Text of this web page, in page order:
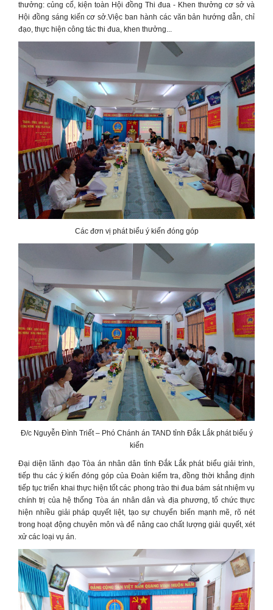
thưởng: củng cố, kiện toàn Hội đồng Thi đua - Khen thưởng cơ sở và
Hội đồng sáng kiến cơ sở.Việc ban hành các văn bản hướng dẫn, chỉ
đạo, thực hiện công tác thi đua, khen thưởng...
Các đơn vị phát biểu ý kiến đóng góp
Đ/c Nguyễn Đình Triết – Phó Chánh án TAND tỉnh Đắk Lắk phát biểu ý
kiến
Đại diện lãnh đạo Tòa án nhân dân tỉnh Đắk Lắk phát biểu giải trình,
tiếp thu các ý kiến đóng góp của Đoàn kiểm tra, đồng thời khẳng định
tiếp tục triển khai thực hiện tốt các phong trào thi đua bám sát nhiệm vụ
chính trị của hệ thống Tòa án nhân dân và địa phương, tổ chức thực
hiện nhiều giải pháp quyết liệt, tạo sự chuyển biến mạnh mẽ, rõ nét
trong hoạt động chuyên môn và để nâng cao chất lượng giải quyết, xét
xử các loại vụ án.